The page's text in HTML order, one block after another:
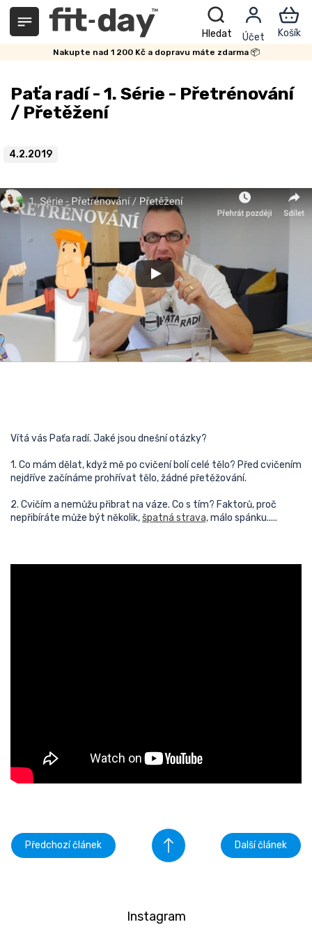
Přejít
obsah
Nakupte nad 1 200 Kč a dopravu máte zdarma 📦
Paťa radí - 1. Série - Přetrénování
/ Přetěžení
4.2.2019
Vítá vás Paťa radí. Jaké jsou dnešní otázky?
1. Co mám dělat, když mě po cvičení bolí celé tělo? Před cvičením
nejdříve začínáme prohřívat tělo, žádné přetěžování.
2. Cvičím a nemůžu přibrat na váze. Co s tím? Faktorů, proč
nepřibíráte může být několik,špatná strava,málo spánku.....
Předchozí článek Další článek
Instagram